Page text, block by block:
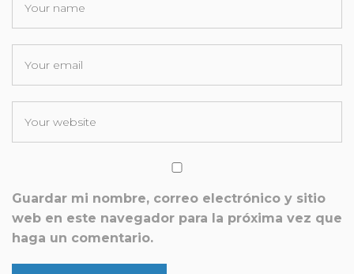
Guardar mi nombre, correo electrónico y sitio
web en este navegador para la próxima vez que
haga un comentario.